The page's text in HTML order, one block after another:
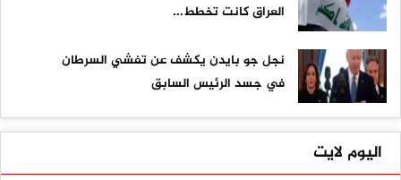
العراق كانت تخطط...
نجل جو بايدن يكشف عن تفشي السرطان
في جسد الرئيس السابق
اليوم لايت